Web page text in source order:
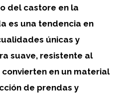
del castore en la
es una tendencia en
únicas y
suave, resistente al
en un material
de prendas y